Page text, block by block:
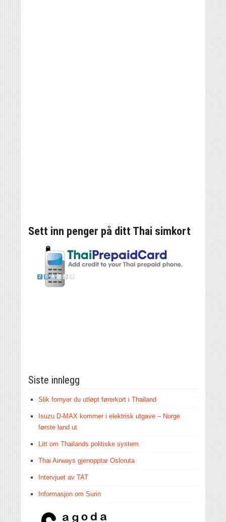
Sett inn penger på ditt Thai simkort
Siste innlegg
Slik fornyer du utløpt førerkort i Thailand
Isuzu D-MAX kommer i elektrisk utgave – Norge
første land ut
Litt om Thailands politiske system
Thai Airways gjenopptar Osloruta
Intervjuet av TAT
Informasjon om Surin